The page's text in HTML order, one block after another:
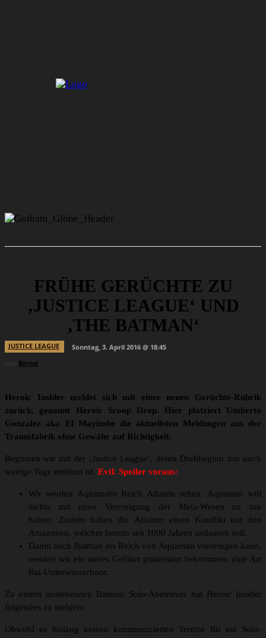
FRÜHE GERÜCHTE ZU
‚JUSTICE LEAGUE‘ UND
‚THE BATMAN‘
JUSTICE LEAGUE
Sonntag, 3. April 2016 @ 18:45
von Bernd
Heroic Insider meldet sich mit einer neuen Gerüchte-Rubrik
zurück, genannt Heroic Scoop Drop. Hier platziert Umberto
Gonzalez aka El Mayimbe die aktuellsten Meldungen aus der
Traumfabrik ohne Gewähr auf Richtigkeit.
Beginnen wir mit der ‚Justice League‘, deren Drehbeginn nur noch
wenige Tage entfernt ist. Evtl. Spoiler voraus:
Wir werden Aquamans Reich Atlantis sehen. Aquaman will
nichts mit einer Vereinigung der Meta-Wesen zu tun
haben. Zudem haben die Atlanter einen Konflikt mit den
Amazonen, welcher bereits seit 1000 Jahren andauern soll.
Damit auch Batman ins Reich von Aquaman vordringen kann,
werden wir ein neues Gefährt präsentiert bekommen: eine Art
Bat-Unterwasserboot.
Zu einem anstehenden Batman Solo-Abenteuer hat Heroic Insider
folgendes zu melden:
Obwohl es bislang keinen kommunizierten Termin für ein Solo-